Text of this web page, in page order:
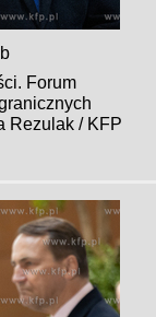
Forum
Rezulak / KFP